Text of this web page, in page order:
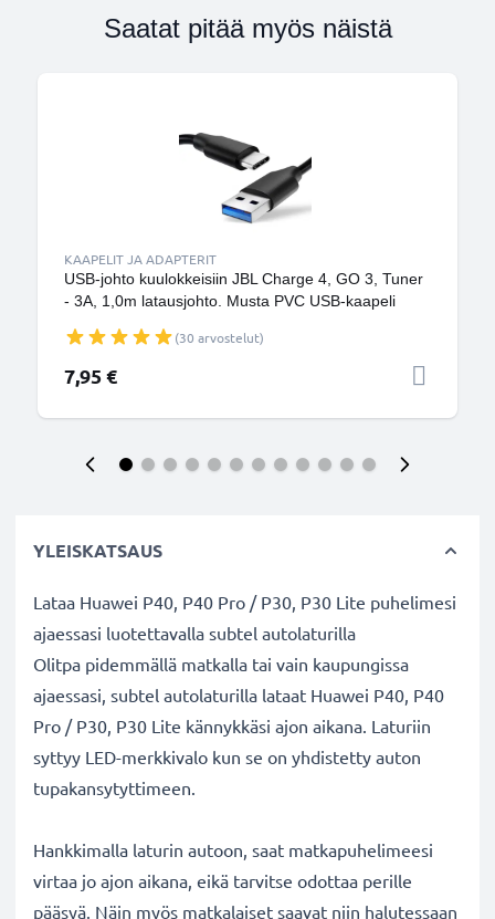
Saatat pitää myös näistä
KAAPELIT JA ADAPTERIT
USB-johto kuulokkeisiin JBL Charge 4, GO 3, Tuner
- 3A, 1,0m latausjohto. Musta PVC USB-kaapeli
(30 arvostelut)
7,95 €
YLEISKATSAUS
Lataa Huawei P40, P40 Pro / P30, P30 Lite puhelimesi
ajaessasi luotettavalla subtel autolaturilla
Olitpa pidemmällä matkalla tai vain kaupungissa
ajaessasi, subtel autolaturilla lataat Huawei P40, P40
Pro / P30, P30 Lite kännykkäsi ajon aikana. Laturiin
syttyy LED-merkkivalo kun se on yhdistetty auton
tupakansytyttimeen.
Hankkimalla laturin autoon, saat matkapuhelimeesi
virtaa jo ajon aikana, eikä tarvitse odottaa perille
pääsyä. Näin myös matkalaiset saavat niin halutessaan